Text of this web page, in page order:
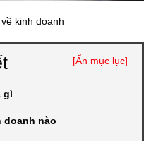
kinh doanh
[Ẩn mục lục]
gì
doanh nào